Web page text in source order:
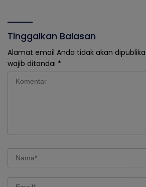
Tinggalkan Balasan
Alamat email Anda tidak akan
wajib ditandai *